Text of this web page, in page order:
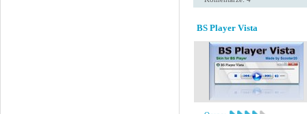
BS Player Vista